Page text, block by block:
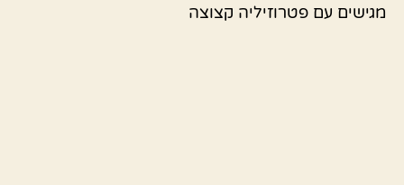
מגישים עם פטרוזיליה קצוצה